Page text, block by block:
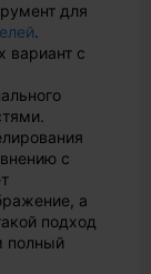
для
.
вариант с
с
а
подход
полный